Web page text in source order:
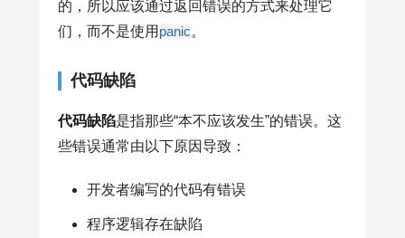
的，所以应该通过返回错误的方式来处理它
们，而不是使用 panic。
代码缺陷
代码缺陷是指那些“本不应该发生”的错误。这
些错误通常由以下原因导致：
开发者编写的代码有错误
程序逻辑存在缺陷